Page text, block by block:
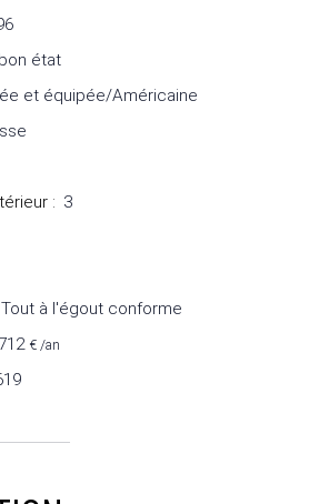
état
et équipée/Américaine
: 3
Tout à l'égout conforme
€ /an